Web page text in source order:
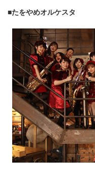
■たをやめオルケスタ